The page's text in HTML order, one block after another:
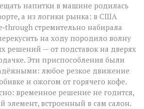
напитки в машине родилась
а из логики рынка: в США
стремительно набирала
на ходу породило волну
решений — от подставок на дверях
Эти приспособления были
любое резкое движение
и ожогом от горячего кофе.
временное решение не годится,
встроенный в сам салон.